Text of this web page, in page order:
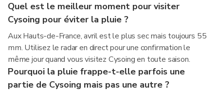
Quel est le meilleur moment pour visiter
Cysoing pour éviter la pluie ?
Aux Hauts-de-France, avril est le plus sec mais toujours 55
mm. Utilisez le radar en direct pour une confirmation le
même jour quand vous visitez Cysoing en toute saison.
Pourquoi la pluie frappe-t-elle parfois une
partie de Cysoing mais pas une autre ?